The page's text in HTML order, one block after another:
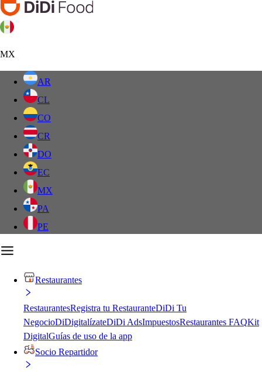
MX
AR
CL
CO
CR
DO
EC
MX
PA
PE
Restaurantes
RestaurantesRegistra tu RestauranteDiDi Tu
NegocioDiDigitalízateDiDi AdsImpuestosRestaurantes FAQKit
DigitalGuías de uso de la app
Socio Repartidor